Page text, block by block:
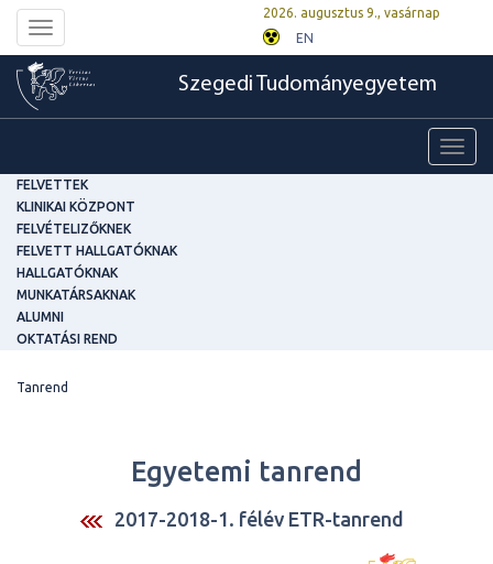
Toggle
navigation
2026. augusztus 9., vasárnap
EN
Szegedi Tudományegyetem
FELVETTEK
KLINIKAI KÖZPONT
FELVÉTELIZŐKNEK
FELVETT HALLGATÓKNAK
HALLGATÓKNAK
MUNKATÁRSAKNAK
ALUMNI
OKTATÁSI REND
Tanrend
Egyetemi tanrend
2017-2018-1. félév ETR-tanrend